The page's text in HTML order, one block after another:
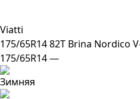
Viatti
175/65R14 82T Brina Nordico
175/65R14 —